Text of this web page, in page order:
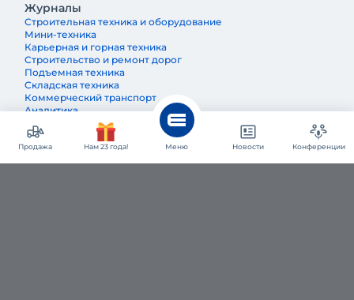
Журналы
Строительная техника и оборудование
Мини-техника
Карьерная и горная техника
Строительство и ремонт дорог
Подъемная техника
Складская техника
Коммерческий транспорт
Аналитика
Партнерские материалы
Покупателям
Добавить заявку на покупку
Продажа Нам 23 года! Меню Новости Конференции